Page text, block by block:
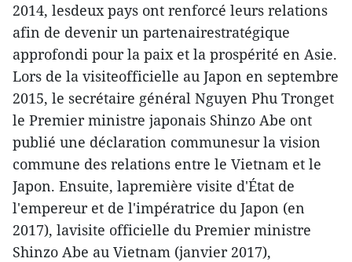
2014, lesdeux pays ont renforcé leurs relations
afin de devenir un partenairestratégique
approfondi pour la paix et la prospérité en Asie.
Lors de la visiteofficielle au Japon en septembre
2015, le secrétaire général Nguyen Phu Tronget
le Premier ministre japonais Shinzo Abe ont
publié une déclaration communesur la vision
commune des relations entre le Vietnam et le
Japon. Ensuite, lapremière visite d'État de
l'empereur et de l'impératrice du Japon (en
2017), lavisite officielle du Premier ministre
Shinzo Abe au Vietnam (janvier 2017),